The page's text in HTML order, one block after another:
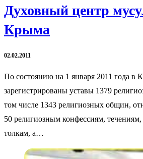
Духовный центр
Крыма
02.02.2011
По состоянию на 1 января 2011 года в
зарегистрированы уставы 1379
том числе 1343 религиозных общин,
50 религиозным конфессиям,
толкам, а…